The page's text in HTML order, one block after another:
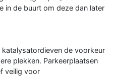
in de buurt om deze dan later
de voorkeur
plekken. Parkeerplaatsen
veilig voor